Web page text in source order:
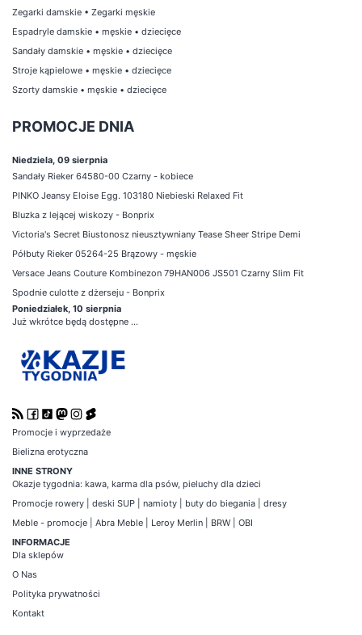
Zegarki damskie • Zegarki męskie
Espadryle damskie • męskie • dziecięce
Sandały damskie • męskie • dziecięce
Stroje kąpielowe • męskie • dziecięce
Szorty damskie • męskie • dziecięce
PROMOCJE DNIA
Niedziela, 09 sierpnia
Sandały Rieker 64580-00 Czarny - kobiece
PINKO Jeansy Eloise Egg. 103180 Niebieski Relaxed Fit
Bluzka z lejącej wiskozy - Bonprix
Victoria's Secret Biustonosz nieusztywniany Tease Sheer Stripe Demi
Półbuty Rieker 05264-25 Brązowy - męskie
Versace Jeans Couture Kombinezon 79HAN006 JS501 Czarny Slim Fit
Spodnie culotte z dżerseju - Bonprix
Poniedziałek, 10 sierpnia
Już wkrótce będą dostępne ...
Promocje i wyprzedaże
Bielizna erotyczna
INNE STRONY
Okazje tygodnia: kawa, karma dla psów, pieluchy dla dzieci
Promocje rowery deski SUP namioty buty do biegania
dresy
Meble - promocje
Abra Meble Leroy Merlin BRW
OBI
INFORMACJE
Dla sklepów
O Nas
Polityka prywatności
Kontakt